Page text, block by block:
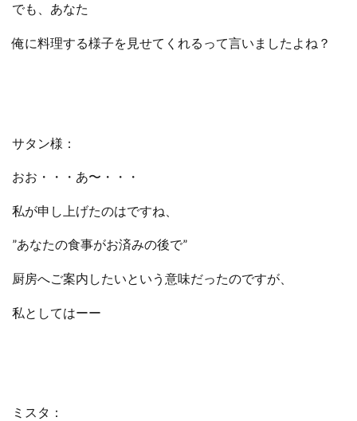
でも、あなた
俺に料理する様子を見せてくれるって言いましたよね？
サタン様：
おお・・・あ〜・・・
私が申し上げたのはですね、
”あなたの食事がお済みの後で”
厨房へご案内したいという意味だったのですが、
私としてはーー
ミスタ：